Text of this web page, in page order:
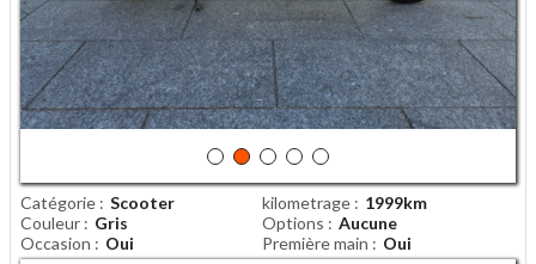
Catégorie Scooter kilometrage
1999km
Couleur
Gris Options
Aucune
Occasion
Oui Première main
Oui